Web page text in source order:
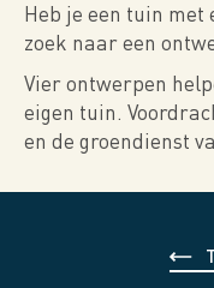
Heb je een tuin met
zoek naar een
Vier ontwerpen
eigen tuin.
en de groendienst